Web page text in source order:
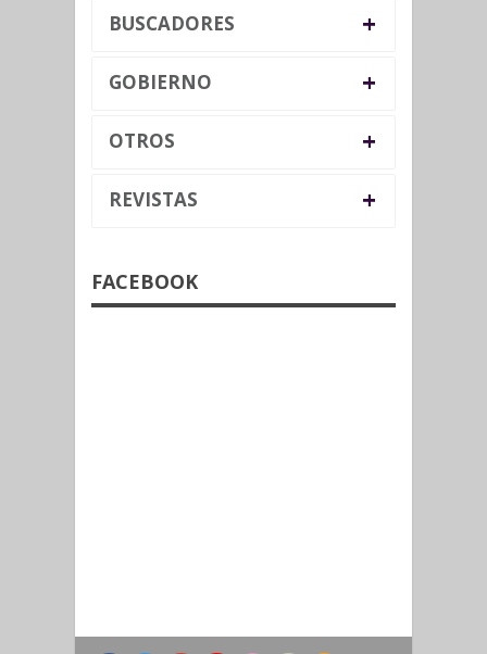
BUSCADORES +
GOBIERNO +
OTROS +
REVISTAS +
FACEBOOK